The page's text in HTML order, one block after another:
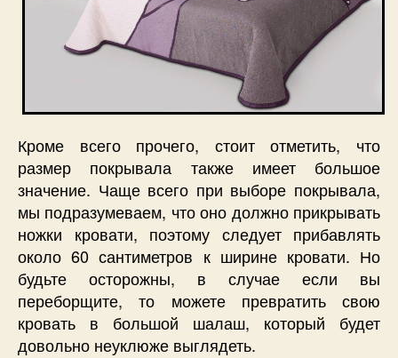
Кроме всего прочего, стоит отметить, что
размер покрывала также имеет большое
значение. Чаще всего при выборе покрывала,
мы подразумеваем, что оно должно прикрывать
ножки кровати, поэтому следует прибавлять
около 60 сантиметров к ширине кровати. Но
будьте осторожны, в случае если вы
переборщите, то можете превратить свою
кровать в большой шалаш, который будет
довольно неуклюже выглядеть.